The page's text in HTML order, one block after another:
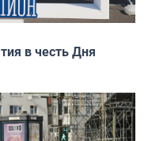
в честь Дня